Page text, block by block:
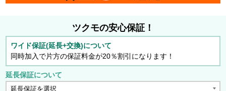
ツクモの安心保証！
ワイド保証(延長+交換)について
同時加入で片方の保証料金が20％割引になります！
延長保証について